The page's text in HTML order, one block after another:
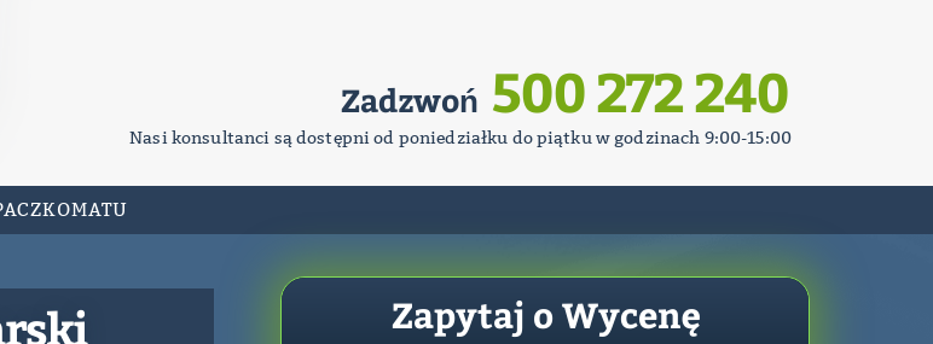
Zadzwoń 500 272 240
Nasi konsultanci są dostępni od poniedziałku do piątku w godzinach 9:00-15:00
Zapytaj o Wycenę